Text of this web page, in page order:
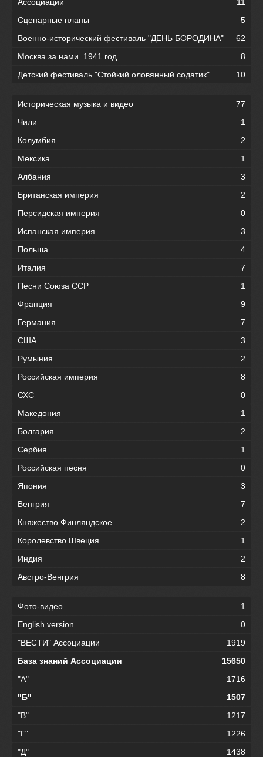
Сценарные планы
5
Военно-исторический фестиваль "ДЕНЬ БОРОДИНА"
62
Москва за нами. 1941 год.
8
Детский фестиваль "Стойкий оловянный содатик"
10
Историческая музыка и видео
77
Чили
1
Колумбия
2
Мексика
1
Албания
3
Британская империя
2
Персидская империя
0
Испанская империя
3
Польша
4
Италия
7
Песни Союза ССР
1
Франция
9
Германия
7
США
3
Румыния
2
Российская империя
8
СХС
0
Македония
1
Болгария
2
Сербия
1
Российская песня
0
Япония
3
Венгрия
7
Княжество Финляндское
2
Королевство Швеция
1
Индия
2
Австро-Венгрия
8
Фото-видео
1
English version
0
"ВЕСТИ" Ассоциации
1919
База знаний Ассоциации
15650
"А"
1716
"Б"
1507
"В"
1217
"Г"
1226
"Д"
1438